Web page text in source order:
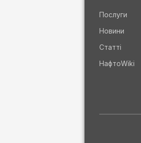
Послуги
Новини
Статті
НафтоWiki